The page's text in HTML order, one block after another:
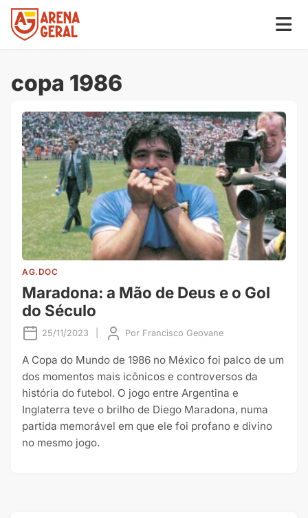
copa 1986
AG.DOC
Maradona: a Mão de Deus e o Gol
do Século
25/11/2023 Por Francisco Geovane
A Copa do Mundo de 1986 no México foi palco de um
dos momentos mais icônicos e controversos da
história do futebol. O jogo entre Argentina e
Inglaterra teve o brilho de Diego Maradona, numa
partida memorável em que ele foi profano e divino
no mesmo jogo.